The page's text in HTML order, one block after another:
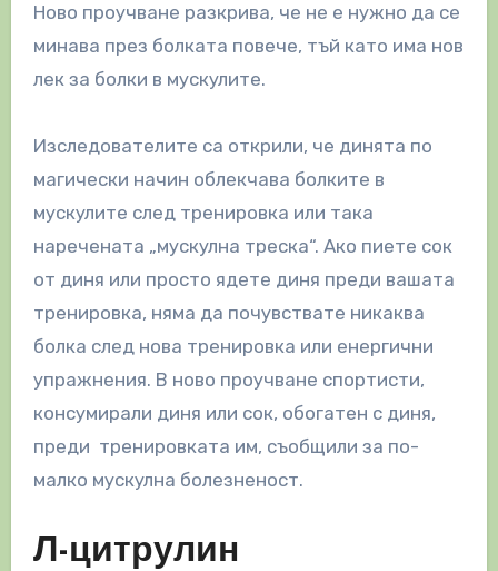
Ново проучване разкрива, че не е нужно да се
минава през болката повече, тъй като има нов
лек за болки в мускулите.
Изследователите са открили, че динята по
магически начин облекчава болките в
мускулите след тренировка или така
наречената „мускулна треска“. Ако пиете сок
от диня или просто ядете диня преди вашата
тренировка, няма да почувствате никаква
болка след нова тренировка или енергични
упражнения. В ново проучване спортисти,
консумирали диня или сок, обогатен с диня,
преди тренировката им, съобщили за по-
малко мускулна болезненост.
Л-цитрулин